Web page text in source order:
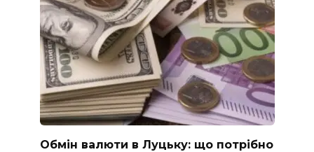
Обмін валюти в Луцьку: що потрібно